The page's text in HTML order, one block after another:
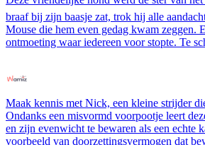
braaf bij zijn baasje zat, trok hij alle
Mouse die hem even gedag kwam zeggen.
ontmoeting waar iedereen voor stopte. Te
Maak kennis met Nick, een kleine strijder
Ondanks een misvormd voorpootje leert
en zijn evenwicht te bewaren als een echte
voorbeeld van doorzettingsvermogen dat